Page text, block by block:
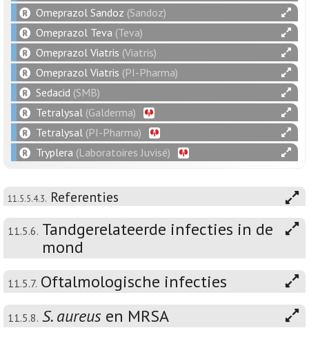
Omeprazol Sandoz (Sandoz)
Omeprazol Teva (Teva)
Omeprazol Viatris (Viatris)
Omeprazol Viatris (PI-Pharma)
Sedacid (SMB)
Tetralysal (Galderma)
Tetralysal (PI-Pharma)
Tryplera (Laboratoires Juvisé)
11.5.5.4.3. Referenties
11.5.6. Tandgerelateerde infecties in de
mond
11.5.7. Oftalmologische infecties
11.5.8. S. aureus en MRSA